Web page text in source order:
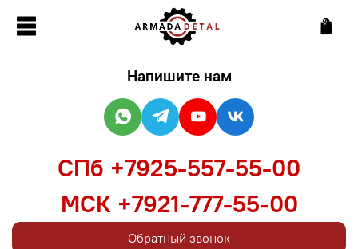
Напишите нам
СПб +7925-557-55-00
МСК +7921-777-55-00
Обратный звонок